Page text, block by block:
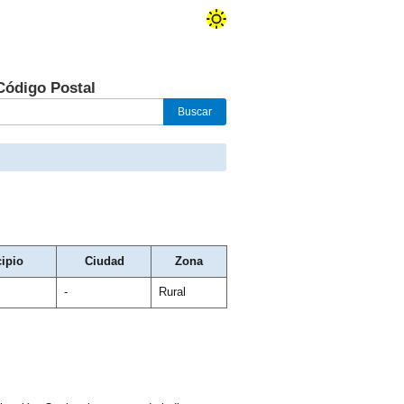
Postal
Ciudad Zona
- Rural